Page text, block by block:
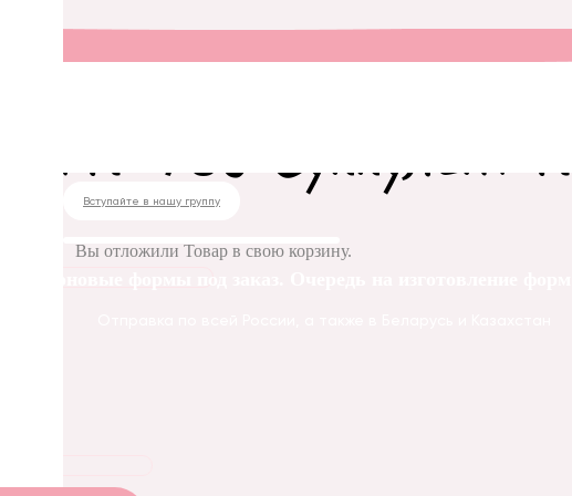
Вступайте в нашу группу
Вы отложилиТовар в свою корзину.
силиконовые формы под заказ. Очередь на изготовление
/ Силиконовая форма № 780 Суккулент № 6
№ 780 Суккулент